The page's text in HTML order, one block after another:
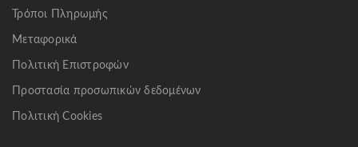
Τρόποι Πληρωμής
Μεταφορικά
Πολιτική Επιστροφών
Προστασία προσωπικών δεδομένων
Πολιτική Cookies